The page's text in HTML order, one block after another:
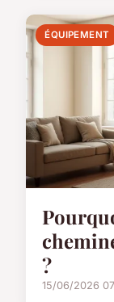
ÉQUIPEMENT
?
15/06/2026